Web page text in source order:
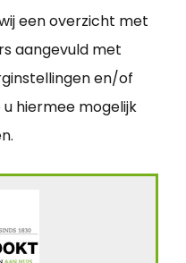
een overzicht met
aangevuld met
en/of
hiermee mogelijk